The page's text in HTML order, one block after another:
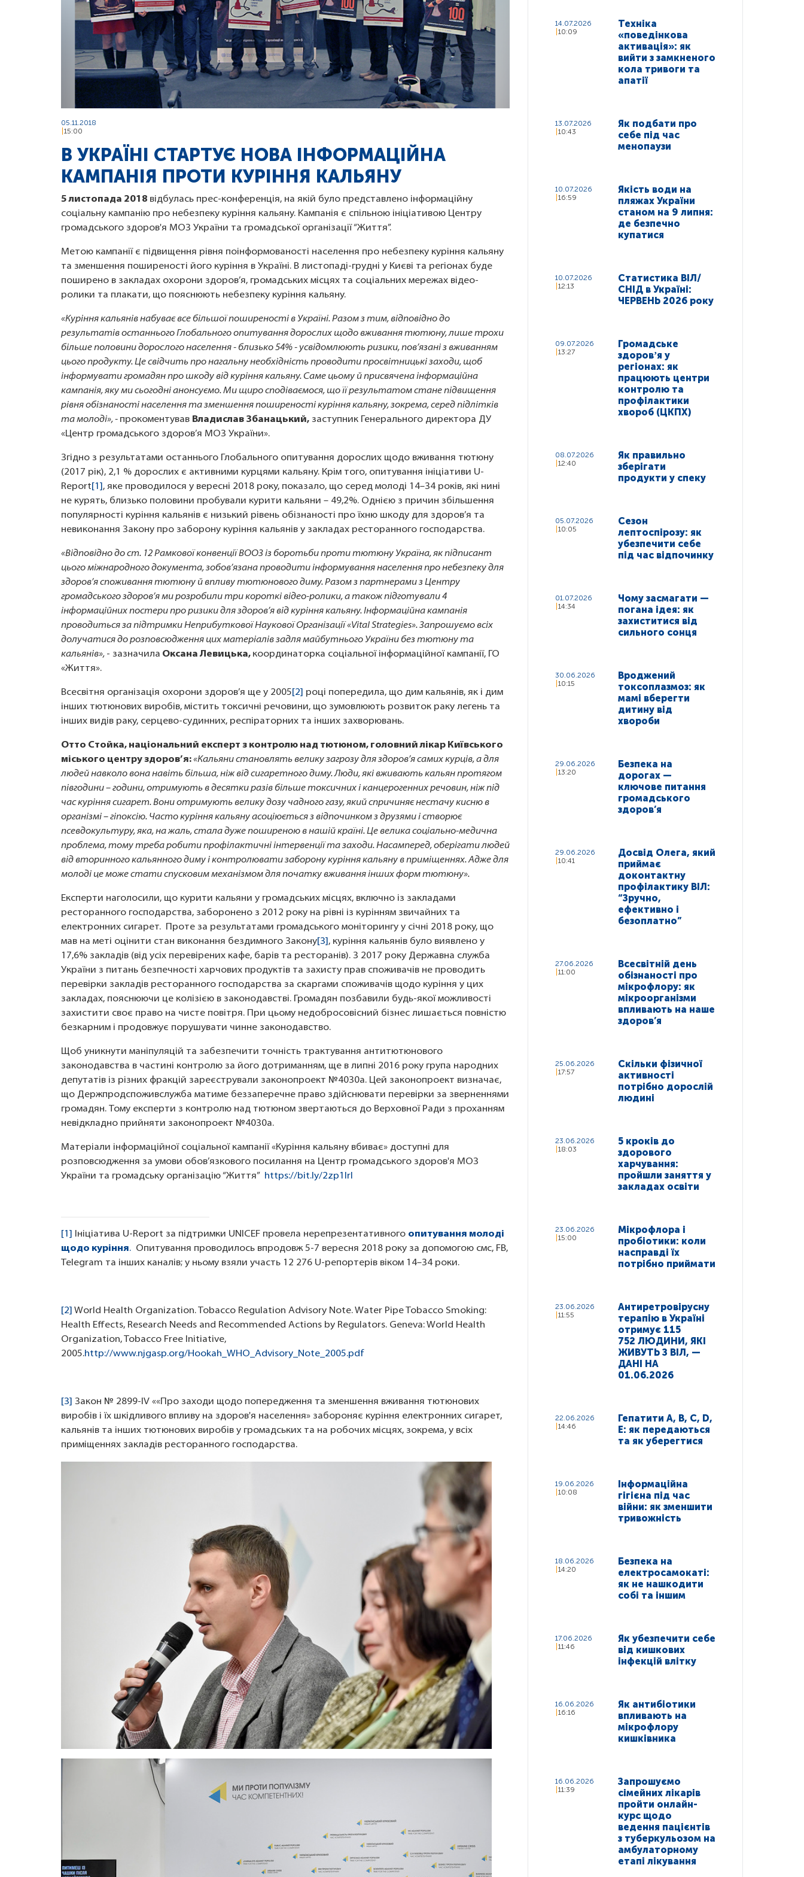
05.11.2018
15:00
В УКРАЇНІ СТАРТУЄ НОВА ІНФОРМАЦІЙНА
КАМПАНІЯ ПРОТИ КУРІННЯ КАЛЬЯНУ
5 листопада 2018 відбулась прес-конференція, на якій було представлено інформаційну
соціальну кампанію про небезпеку куріння кальяну. Кампанія є спільною ініціативою Центру
громадського здоров'я МОЗ України та громадської організації “Життя”.
Метою кампанії є підвищення рівня поінформованості населення про небезпеку куріння кальяну
та зменшення поширеності його куріння в Україні. В листопаді-грудні у Києві та регіонах буде
поширено в закладах охорони здоров’я, громадських місцях та соціальних мережах відео-
ролики та плакати, що пояснюють небезпеку куріння кальяну.
«Куріння кальянів набуває все більшої поширеності в Україні. Разом з тим, відповідно до
результатів останнього Глобального опитування дорослих щодо вживання тютюну, лише трохи
більше половини дорослого населення - близько 54% - усвідомлюють ризики, пов’язані з вживанням
цього продукту. Це свідчить про нагальну необхідність проводити просвітницькі заходи, щоб
інформувати громадян про шкоду від куріння кальяну. Саме цьому й присвячена інформаційна
кампанія, яку ми сьогодні анонсуємо. Ми щиро сподіваємося, що її результатом стане підвищення
рівня обізнаності населення та зменшення поширеності куріння кальяну, зокрема, серед підлітків
та молоді», - прокоментував Владислав Збанацький, заступник Генерального директора ДУ
«Центр громадського здоров’я МОЗ України».
Згідно з результатами останнього Глобального опитування дорослих щодо вживання тютюну
(2017 рік), 2,1 % дорослих є активними курцями кальяну. Крім того, опитування ініціативи U-
Report [1] , яке проводилося у вересні 2018 року, показало, що серед молоді 14–34 років, які нині
не курять, близько половини пробували курити кальяни – 49,2%. Однією з причин збільшення
популярності куріння кальянів є низький рівень обізнаності про їхню шкоду для здоров’я та
невиконання Закону про заборону куріння кальянів у закладах ресторанного господарства.
«Відповідно до ст. 12 Рамкової конвенції ВООЗ із боротьби проти тютюну Україна, як підписант
цього міжнародного документа, зобов’язана проводити інформування населення про небезпеку для
здоров’я споживання тютюну й впливу тютюнового диму. Разом з партнерами з Центру
громадського здоров’я ми розробили три короткі відео-ролики, а також підготували 4
інформаційних постери про ризики для здоров’я від куріння кальяну. Інформаційна кампанія
проводиться за підтримки Неприбуткової Наукової Організації «Vital Strategies». Запрошуємо всіх
долучатися до розповсюдження цих матеріалів задля майбутнього України без тютюну та
кальянів», - зазначила Оксана Левицька, координаторка соціальної інформаційної кампанії, ГО
«Життя».
Всесвітня організація охорони здоров’я ще у 2005 [2]
році попередила, що дим кальянів, як і дим
інших тютюнових виробів, містить токсичні речовини, що зумовлюють розвиток раку легень та
інших видів раку, серцево-судинних, респіраторних та інших захворювань.
Отто Стойка, національний експерт з контролю над тютюном, головний лікар Київського
міського центру здоров’я:«Кальяни становлять велику загрозу для здоров’я самих курців, а для
людей навколо вона навіть більша, ніж від сигаретного диму. Люди, які вживають кальян протягом
півгодини – години, отримують в десятки разів більше токсичних і канцерогенних речовин, ніж під
час куріння сигарет. Вони отримують велику дозу чадного газу, який спричиняє нестачу кисню в
організмі – гіпоксію. Часто куріння кальяну асоціюється з відпочинком з друзями і створює
псевдокультуру, яка, на жаль, стала дуже поширеною в нашій країні. Це велика соціально-медична
проблема, тому треба робити профілактичні інтервенції та заходи. Насамперед, оберігати людей
від вторинного кальянного диму і контролювати заборону куріння кальяну в приміщеннях. Адже для
молоді це може стати спусковим механізмом для початку вживання інших форм тютюну».
Експерти наголосили, що курити кальяни у громадських місцях, включно із закладами
ресторанного господарства, заборонено з 2012 року на рівні із курінням звичайних та
електронних сигарет. Проте за результатами громадського моніторингу у січні 2018 року, що
мав на меті оцінити стан виконання бездимного Закону [3] , куріння кальянів було виявлено у
17,6% закладів (від усіх перевірених кафе, барів та ресторанів). З 2017 року Державна служба
України з питань безпечності харчових продуктів та захисту прав споживачів не проводить
перевірки закладів ресторанного господарства за скаргами споживачів щодо куріння у цих
закладах, пояснюючи це колізією в законодавстві. Громадян позбавили будь-якої можливості
захистити своє право на чисте повітря. При цьому недобросовісний бізнес лишається повністю
безкарним і продовжує порушувати чинне законодавство.
Щоб уникнути маніпуляцій та забезпечити точність трактування антитютюнового
законодавства в частині контролю за його дотриманням, ще в липні 2016 року група народних
депутатів із різних фракцій зареєстрували законопроект №4030а. Цей законопроект визначає,
що Держпродспоживслужба матиме беззаперечне право здійснювати перевірки за зверненнями
громадян. Тому експерти з контролю над тютюном звертаються до Верховної Ради з проханням
невідкладно прийняти законопроект №4030а.
Матеріали інформаційної соціальної кампанії «Куріння кальяну вбиває» доступні для
розповсюдження за умови обов’язкового посилання на Центр громадського здоров'я МОЗ
України та громадську організацію “Життя” https://bit.ly/2zp1lrI
[1] Ініціатива U-Report за підтримки UNICEF провела нерепрезентативного опитування молоді
щодо куріння. Опитування проводилось впродовж 5-7 вересня 2018 року за допомогою смс, FB,
Telegram та інших каналів; у ньому взяли участь 12 276 U-репортерів віком 14–34 роки.
[2] World Health Organization. Tobacco Regulation Advisory Note. Water Pipe Tobacco Smoking:
Health Effects, Research Needs and Recommended Actions by Regulators. Geneva: World Health
Organization, Tobacco Free Initiative,
2005.http://www.njgasp.org/Hookah_WHO_Advisory_Note_2005.pdf
[3]
Закон № 2899-IV ««Про заходи щодо попередження та зменшення вживання тютюнових
виробів і їх шкідливого впливу на здоров'я населення» забороняє куріння електронних сигарет,
кальянів та інших тютюнових виробів у громадських та на робочих місцях, зокрема, у всіх
приміщеннях закладів ресторанного господарства.
14.07.2026
10:09
Техніка
«поведінкова
активація»: як
вийти з замкненого
кола тривоги та
апатії
13.07.2026
10:43
Як подбати про
себе під час
менопаузи
10.07.2026
16:59
Якість води на
пляжах України
станом на 9 липня:
де безпечно
купатися
10.07.2026
12:13
Статистика ВІЛ/
СНІД в Україні:
ЧЕРВЕНЬ 2026 року
09.07.2026
13:27
Громадське
здоровʼя у
регіонах: як
працюють центри
контролю та
профілактики
хвороб (ЦКПХ)
08.07.2026
12:40
Як правильно
зберігати
продукти у спеку
05.07.2026
10:05
Сезон
лептоспірозу: як
убезпечити себе
під час відпочинку
01.07.2026
14:34
Чому засмагати —
погана ідея: як
захиститися від
сильного сонця
30.06.2026
10:15
Вроджений
токсоплазмоз: як
мамі вберегти
дитину від
хвороби
29.06.2026
13:20
Безпека на
дорогах —
ключове питання
громадського
здоров’я
29.06.2026
10:41
Досвід Олега, який
приймає
доконтактну
профілактику ВІЛ:
“Зручно,
ефективно і
безоплатно”
27.06.2026
11:00
Всесвітній день
обізнаності про
мікрофлору: як
мікроорганізми
впливають на наше
здоров’я
25.06.2026
17:57
Скільки фізичної
активності
потрібно дорослій
людині
23.06.2026
18:03
5 кроків до
здорового
харчування:
пройшли заняття у
закладах освіти
23.06.2026
15:00
Мікрофлора і
пробіотики: коли
насправді їх
потрібно приймати
23.06.2026
11:55
Антиретровірусну
терапію в Україні
отримує 115
752 ЛЮДИНИ, ЯКІ
ЖИВУТЬ З ВІЛ, —
ДАНІ НА
01.06.2026
22.06.2026
14:46
Гепатити A, B, C, D,
E: як передаються
та як уберегтися
19.06.2026
10:08
Інформаційна
гігієна під час
війни: як зменшити
тривожність
18.06.2026
14:20
Безпека на
електросамокаті:
як не нашкодити
собі та іншим
17.06.2026
11:46
Як убезпечити себе
від кишкових
інфекцій влітку
16.06.2026
16:16
Як антибіотики
впливають на
мікрофлору
кишківника
16.06.2026
11:39
Запрошуємо
сімейних лікарів
пройти онлайн-
курс щодо
ведення пацієнтів
з туберкульозом на
амбулаторному
етапі лікування